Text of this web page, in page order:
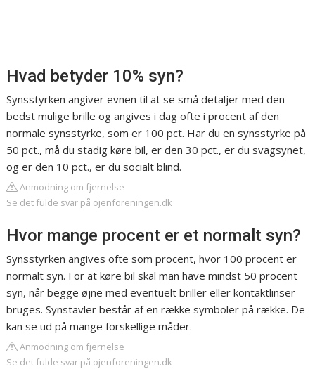
Hvad betyder 10% syn?
Synsstyrken angiver evnen til at se små detaljer med den
bedst mulige brille og angives i dag ofte i procent af den
normale synsstyrke, som er 100 pct. Har du en synsstyrke på
50 pct., må du stadig køre bil, er den 30 pct., er du svagsynet,
og er den 10 pct., er du socialt blind.
Anmodning om fjernelse
Se det fulde svar på ojenforeningen.dk
Hvor mange procent er et normalt syn?
Synsstyrken angives ofte som procent, hvor 100 procent er
normalt syn. For at køre bil skal man have mindst 50 procent
syn, når begge øjne med eventuelt briller eller kontaktlinser
bruges. Synstavler består af en række symboler på række. De
kan se ud på mange forskellige måder.
Anmodning om fjernelse
Se det fulde svar på ojenforeningen.dk